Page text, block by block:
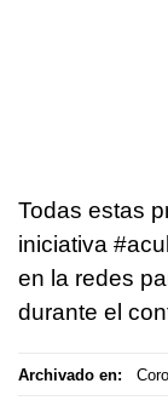
Todas estas
iniciativa
en la redes
durante el
Archivado en: